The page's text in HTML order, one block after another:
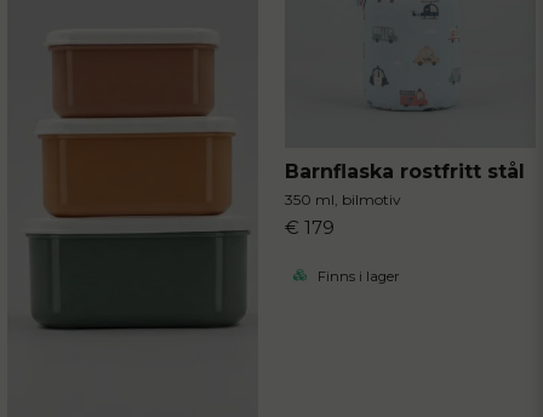
Barnflaska rostfritt stål
350 ml, bilmotiv
€ 179
Finns i lager